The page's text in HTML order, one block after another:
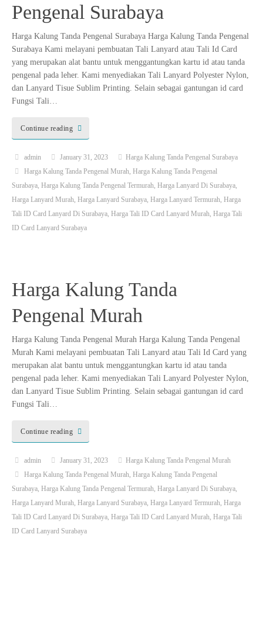
Pengenal Surabaya
Harga Kalung Tanda Pengenal Surabaya Harga Kalung Tanda Pengenal
Surabaya Kami melayani pembuatan Tali Lanyard atau Tali Id Card
yang merupakan alat bantu untuk menggantungkan kartu id atau tanda
pengenal pada leher. Kami menyediakan Tali Lanyard Polyester Nylon,
dan Lanyard Tisue Sublim Printing. Selain sebagai gantungan id card
Fungsi Tali…
Continue reading
admin January 31, 2023
Harga Kalung Tanda Pengenal Surabaya
Harga Kalung Tanda Pengenal Murah, Harga Kalung Tanda Pengenal
Surabaya, Harga Kalung Tanda Pengenal Termurah, Harga Lanyard Di Surabaya,
Harga Lanyard Murah, Harga Lanyard Surabaya, Harga Lanyard Termurah, Harga
Tali ID Card Lanyard Di Surabaya, Harga Tali ID Card Lanyard Murah, Harga Tali
ID Card Lanyard Surabaya
Harga Kalung Tanda
Pengenal Murah
Harga Kalung Tanda Pengenal Murah Harga Kalung Tanda Pengenal
Murah Kami melayani pembuatan Tali Lanyard atau Tali Id Card yang
merupakan alat bantu untuk menggantungkan kartu id atau tanda
pengenal pada leher. Kami menyediakan Tali Lanyard Polyester Nylon,
dan Lanyard Tisue Sublim Printing. Selain sebagai gantungan id card
Fungsi Tali…
Continue reading
admin January 31, 2023
Harga Kalung Tanda Pengenal Murah
Harga Kalung Tanda Pengenal Murah, Harga Kalung Tanda Pengenal
Surabaya, Harga Kalung Tanda Pengenal Termurah, Harga Lanyard Di Surabaya,
Harga Lanyard Murah, Harga Lanyard Surabaya, Harga Lanyard Termurah, Harga
Tali ID Card Lanyard Di Surabaya, Harga Tali ID Card Lanyard Murah, Harga Tali
ID Card Lanyard Surabaya